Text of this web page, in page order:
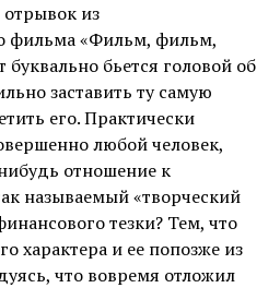
из
фильма «Фильм, фильм,
бьется головой об
заставить ту самую
его. Практически
любой человек,
отношение к
называемый «творческий
тезки? Тем, что
характера и ее попозже из
что вовремя отложил